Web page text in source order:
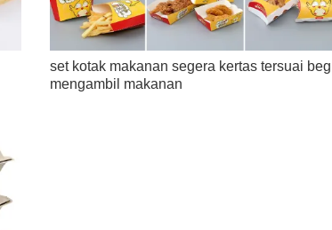
set kotak makanan segera kertas tersuai beg
mengambil makanan